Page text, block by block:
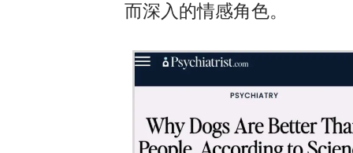
而深入的情感角色。